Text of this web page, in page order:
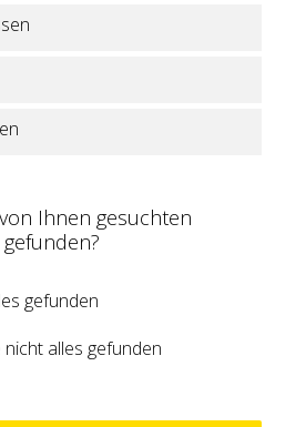
Ihnen gesuchten
gefunden
nicht alles gefunden